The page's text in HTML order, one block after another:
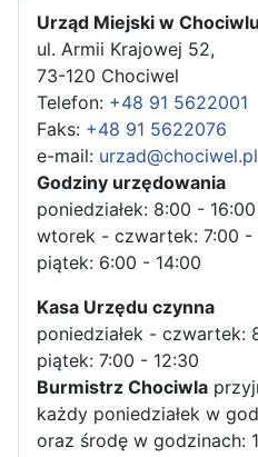
Urząd Miejski w Chociwlu
ul. Armii Krajowej 52,
73-120 Chociwel
Telefon: +48 91 5622001
Faks: +48 91 5622076
e-mail: urzad@chociwel.pl
Godziny urzędowania
poniedziałek: 8:00 - 16:00
wtorek - czwartek: 7:00 -
piątek: 6:00 - 14:00
Kasa Urzędu czynna
poniedziałek - czwartek:
piątek: 7:00 - 12:30
Burmistrz Chociwla
każdy poniedziałek w
oraz środę w godzinach: